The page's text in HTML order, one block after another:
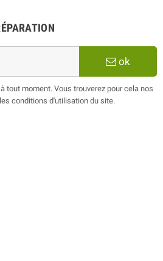
ok
tout moment. Vous trouverez pour cela nos
conditions d'utilisation du site.